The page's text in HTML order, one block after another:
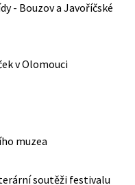
- Bouzov a Javoříčské
v Olomouci
muzea
soutěži festivalu